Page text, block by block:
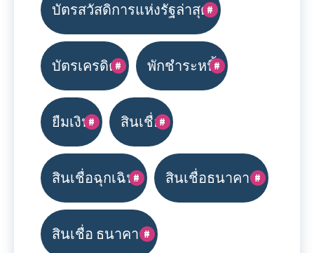
บัตรสวัสดิการแห่งรัฐล่าสุด
บัตรเครดิต พักชำระหนี้
ยืมเงิน สินเชื่อ
สินเชื่อฉุกเฉิน สินเชื่อธนาคาร
สินเชื่อ ธนาคาร